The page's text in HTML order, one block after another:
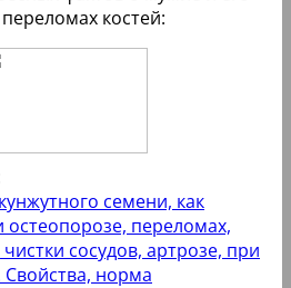
костей:
семени, как
переломах,
сосудов, артрозе, при
норма